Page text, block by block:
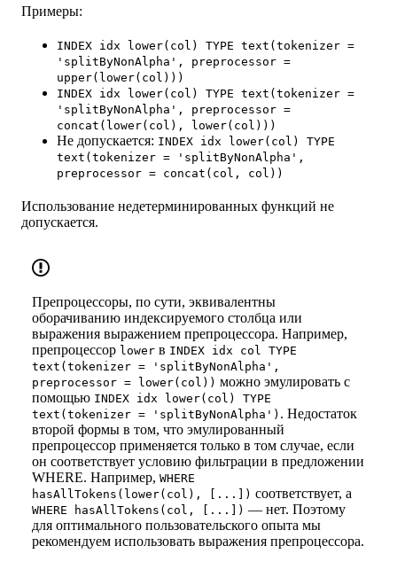
Примеры:
INDEX idx lower(col) TYPE text(tokenizer =
'splitByNonAlpha', preprocessor =
upper(lower(col)))
INDEX idx lower(col) TYPE text(tokenizer =
'splitByNonAlpha', preprocessor =
concat(lower(col), lower(col)))
Не допускается: INDEX idx lower(col) TYPE
text(tokenizer = 'splitByNonAlpha',
preprocessor = concat(col, col))
Использование недетерминированных функций не
допускается.
Препроцессоры, по сути, эквивалентны
оборачиванию индексируемого столбца или
выражения выражением препроцессора. Например,
препроцессор lower в INDEX idx col TYPE
text(tokenizer = 'splitByNonAlpha',
preprocessor = lower(col)) можно эмулировать с
помощью INDEX idx lower(col) TYPE
text(tokenizer = 'splitByNonAlpha') . Недостаток
второй формы в том, что эмулированный
препроцессор применяется только в том случае, если
он соответствует условию фильтрации в предложении
WHERE. Например, WHERE
hasAllTokens(lower(col), [...]) соответствует, а
WHERE hasAllTokens(col, [...]) — нет. Поэтому
для оптимального пользовательского опыта мы
рекомендуем использовать выражения препроцессора.